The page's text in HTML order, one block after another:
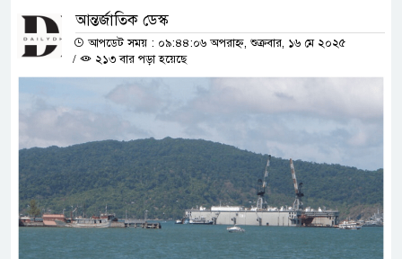
আন্তর্জাতিক ডেস্ক
আপডেট সময় : ০৯:৪৪:০৬ অপরাহ্ন, শুক্রবার, ১৬ মে ২০২৫
/
২১৩ বার পড়া হয়েছে